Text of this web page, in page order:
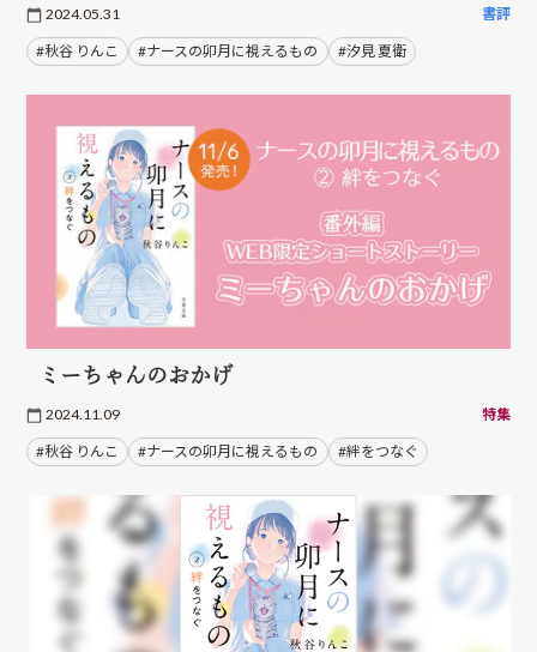
2024.05.31 書評
#秋谷 りんこ #ナースの卯月に視えるもの #汐見 夏衛
ミーちゃんのおかげ
2024.11.09 特集
#秋谷 りんこ #ナースの卯月に視えるもの #絆をつなぐ